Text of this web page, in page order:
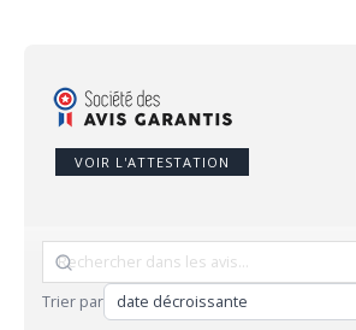
VOIR L'ATTESTATION
Trier par